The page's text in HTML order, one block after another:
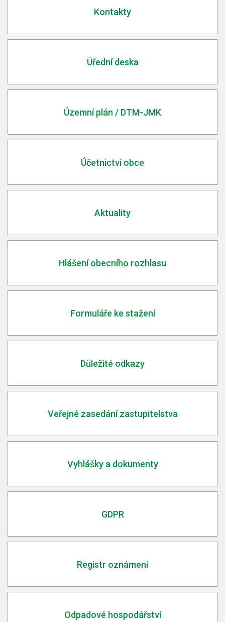
Kontakty
Úřední deska
Územní plán / DTM-JMK
Účetnictví obce
Aktuality
Hlášení obecního rozhlasu
Formuláře ke stažení
Důležité odkazy
Veřejné zasedání zastupitelstva
Vyhlášky a dokumenty
GDPR
Registr oznámení
Odpadové hospodářství